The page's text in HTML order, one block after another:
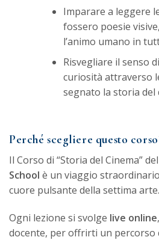
Imparare a leggere
fossero poesie
l’animo umano in
Risvegliare il senso
curiosità attraverso
segnato la storia del
Perché scegliere questo
Il Corso di “Storia del Cinema”
School è un viaggio
cuore pulsante della settima arte.
Ogni lezione si svolge live online
docente, per offrirti un percorso